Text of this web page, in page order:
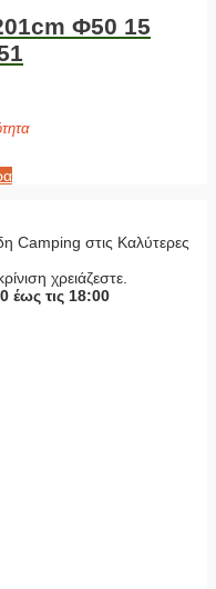
Φ50 15
Camping στις Καλύτερες
χρειάζεστε.
έως τις 18:00